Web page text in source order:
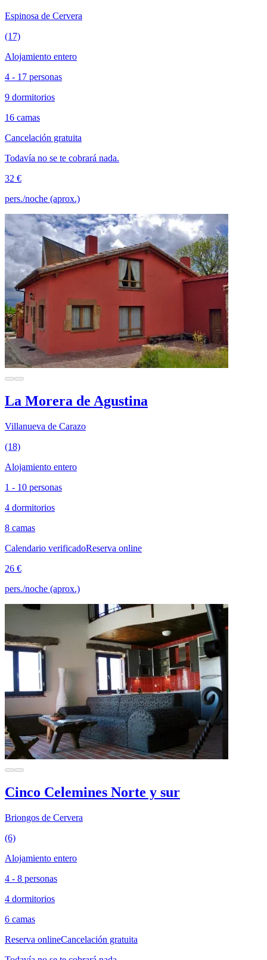
Espinosa de Cervera
(17)
Alojamiento entero
4 - 17 personas
9 dormitorios
16 camas
Cancelación gratuita
Todavía no se te cobrará nada.
32 €
pers./noche (aprox.)
La Morera de Agustina
Villanueva de Carazo
(18)
Alojamiento entero
1 - 10 personas
4 dormitorios
8 camas
Calendario verificadoReserva online
26 €
pers./noche (aprox.)
Cinco Celemines Norte y sur
Briongos de Cervera
(6)
Alojamiento entero
4 - 8 personas
4 dormitorios
6 camas
Reserva onlineCancelación gratuita